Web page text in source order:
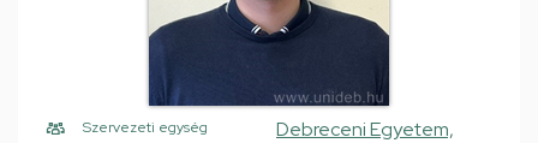
Szervezeti egység
Debreceni Egyetem,